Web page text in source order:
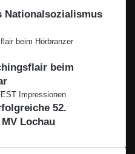
Nationalsozialismus
beim
52.
Lochau